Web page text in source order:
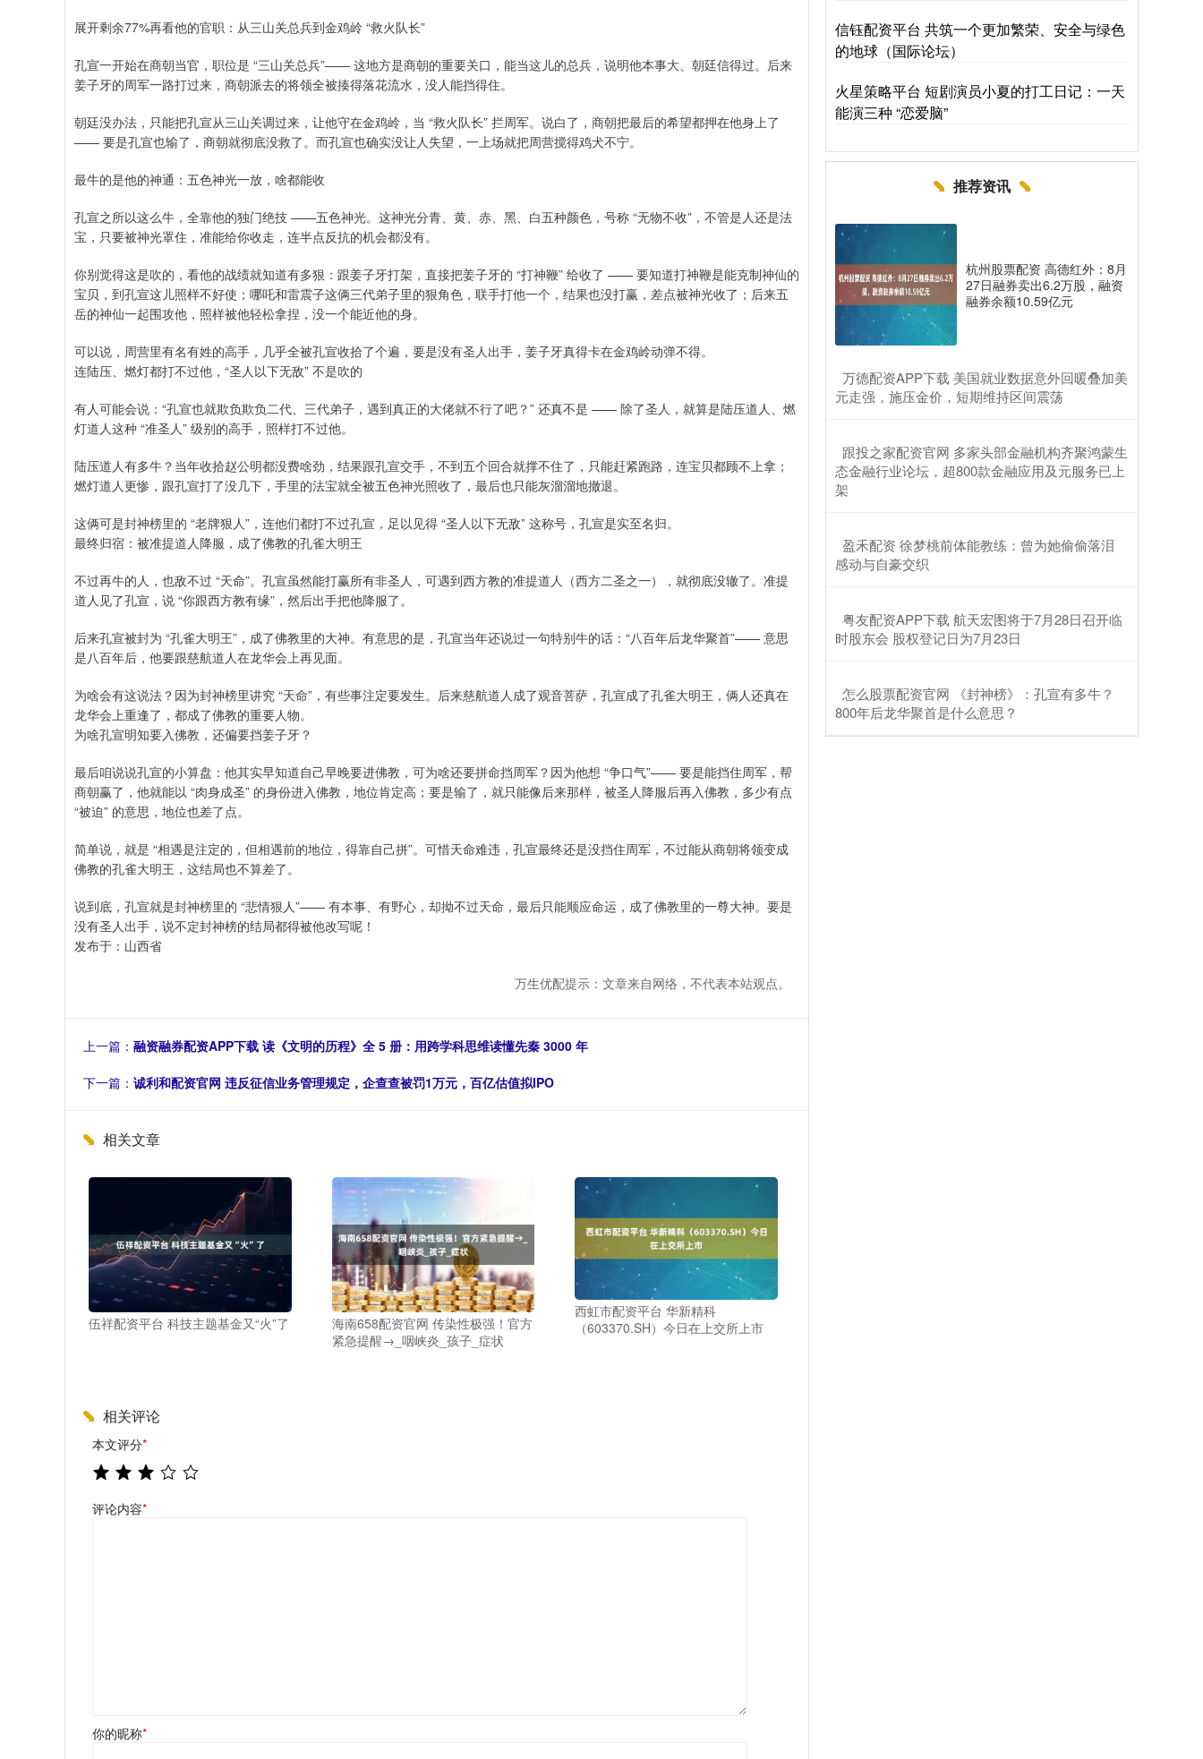
展开剩余77%再看他的官职：从三山关总兵到金鸡岭 “救火队长”
孔宣一开始在商朝当官，职位是 “三山关总兵”—— 这地方是商朝的重要关口，能当这儿的总兵，说明他本事大、朝廷信得过。后来
姜子牙的周军一路打过来，商朝派去的将领全被揍得落花流水，没人能挡得住。
朝廷没办法，只能把孔宣从三山关调过来，让他守在金鸡岭，当 “救火队长” 拦周军。说白了，商朝把最后的希望都押在他身上了
—— 要是孔宣也输了，商朝就彻底没救了。而孔宣也确实没让人失望，一上场就把周营搅得鸡犬不宁。
最牛的是他的神通：五色神光一放，啥都能收
孔宣之所以这么牛，全靠他的独门绝技 ——五色神光。这神光分青、黄、赤、黑、白五种颜色，号称 “无物不收”，不管是人还是法
宝，只要被神光罩住，准能给你收走，连半点反抗的机会都没有。
你别觉得这是吹的，看他的战绩就知道有多狠：跟姜子牙打架，直接把姜子牙的 “打神鞭” 给收了 —— 要知道打神鞭是能克制神仙的
宝贝，到孔宣这儿照样不好使；哪吒和雷震子这俩三代弟子里的狠角色，联手打他一个，结果也没打赢，差点被神光收了；后来五
岳的神仙一起围攻他，照样被他轻松拿捏，没一个能近他的身。
可以说，周营里有名有姓的高手，几乎全被孔宣收拾了个遍，要是没有圣人出手，姜子牙真得卡在金鸡岭动弹不得。
连陆压、燃灯都打不过他，“圣人以下无敌” 不是吹的
有人可能会说：“孔宣也就欺负欺负二代、三代弟子，遇到真正的大佬就不行了吧？” 还真不是 —— 除了圣人，就算是陆压道人、燃
灯道人这种 “准圣人” 级别的高手，照样打不过他。
陆压道人有多牛？当年收拾赵公明都没费啥劲，结果跟孔宣交手，不到五个回合就撑不住了，只能赶紧跑路，连宝贝都顾不上拿；
燃灯道人更惨，跟孔宣打了没几下，手里的法宝就全被五色神光照收了，最后也只能灰溜溜地撤退。
这俩可是封神榜里的 “老牌狠人”，连他们都打不过孔宣，足以见得 “圣人以下无敌” 这称号，孔宣是实至名归。
最终归宿：被准提道人降服，成了佛教的孔雀大明王
不过再牛的人，也敌不过 “天命”。孔宣虽然能打赢所有非圣人，可遇到西方教的准提道人（西方二圣之一），就彻底没辙了。准提
道人见了孔宣，说 “你跟西方教有缘”，然后出手把他降服了。
后来孔宣被封为 “孔雀大明王”，成了佛教里的大神。有意思的是，孔宣当年还说过一句特别牛的话：“八百年后龙华聚首”—— 意思
是八百年后，他要跟慈航道人在龙华会上再见面。
为啥会有这说法？因为封神榜里讲究 “天命”，有些事注定要发生。后来慈航道人成了观音菩萨，孔宣成了孔雀大明王，俩人还真在
龙华会上重逢了，都成了佛教的重要人物。
为啥孔宣明知要入佛教，还偏要挡姜子牙？
最后咱说说孔宣的小算盘：他其实早知道自己早晚要进佛教，可为啥还要拼命挡周军？因为他想 “争口气”—— 要是能挡住周军，帮
商朝赢了，他就能以 “肉身成圣” 的身份进入佛教，地位肯定高；要是输了，就只能像后来那样，被圣人降服后再入佛教，多少有点
“被迫” 的意思，地位也差了点。
简单说，就是 “相遇是注定的，但相遇前的地位，得靠自己拼”。可惜天命难违，孔宣最终还是没挡住周军，不过能从商朝将领变成
佛教的孔雀大明王，这结局也不算差了。
说到底，孔宣就是封神榜里的 “悲情狠人”—— 有本事、有野心，却拗不过天命，最后只能顺应命运，成了佛教里的一尊大神。要是
没有圣人出手，说不定封神榜的结局都得被他改写呢！
发布于：山西省
万生优配提示：文章来自网络，不代表本站观点。
上一篇： 融资融券配资APP下载 读《文明的历程》全 5 册：用跨学科思维读懂先秦 3000 年
下一篇： 诚利和配资官网 违反征信业务管理规定，企查查被罚1万元，百亿估值拟IPO
相关文章
伍祥配资平台 科技主题基金又“火”了
海南658配资官网 传染性极强！官方
紧急提醒→_咽峡炎_孩子_症状
西虹市配资平台 华新精科
（603370.SH）今日在上交所上市
相关评论
本文评分*
评论内容*
你的昵称*
信钰配资平台 共筑一个更加繁荣、安全与绿色
的地球（国际论坛）
火星策略平台 短剧演员小夏的打工日记：一天
能演三种 “恋爱脑”
推荐资讯
杭州股票配资 高德红外：8月
27日融券卖出6.2万股，融资
融券余额10.59亿元
​万德配资APP下载 美国就业数据意外回暖叠加美
元走强，施压金价，短期维持区间震荡
​跟投之家配资官网 多家头部金融机构齐聚鸿蒙生
态金融行业论坛，超800款金融应用及元服务已上
架
​盈禾配资 徐梦桃前体能教练：曾为她偷偷落泪
感动与自豪交织
​粤友配资APP下载 航天宏图将于7月28日召开临
时股东会 股权登记日为7月23日
​怎么股票配资官网 《封神榜》：孔宣有多牛？
800年后龙华聚首是什么意思？